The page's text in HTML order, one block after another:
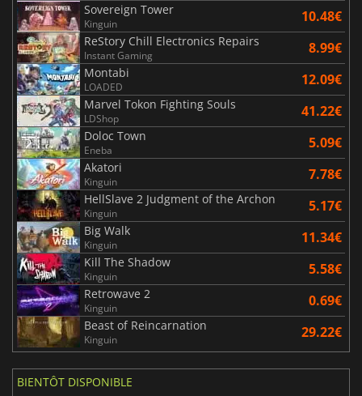
Sovereign Tower
Kinguin 10.48€
ReStory Chill Electronics Repairs
Instant Gaming 8.99€
Montabi
LOADED 12.09€
Marvel Tokon Fighting Souls
LDShop 41.22€
Doloc Town
Eneba 5.09€
Akatori
Kinguin 7.78€
HellSlave 2 Judgment of the Archon
Kinguin 5.17€
Big Walk
Kinguin 11.34€
Kill The Shadow
Kinguin 5.58€
Retrowave 2
Kinguin 0.69€
Beast of Reincarnation
Kinguin 29.22€
BIENTÔT DISPONIBLE